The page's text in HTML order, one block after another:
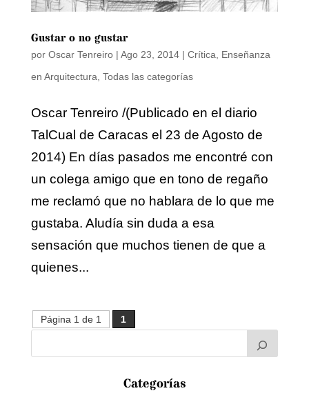
Gustar o no gustar
por Oscar Tenreiro| Ago 23, 2014| Crítica
Enseñanza
en Arquitectura Todas las categorías
Oscar Tenreiro /(Publicado en el diario
TalCual de Caracas el 23 de Agosto de
2014) En días pasados me encontré con
un colega amigo que en tono de regaño
me reclamó que no hablara de lo que me
gustaba. Aludía sin duda a esa
sensación que muchos tienen de que a
quienes...
Página 1 de 1 1
Categorías